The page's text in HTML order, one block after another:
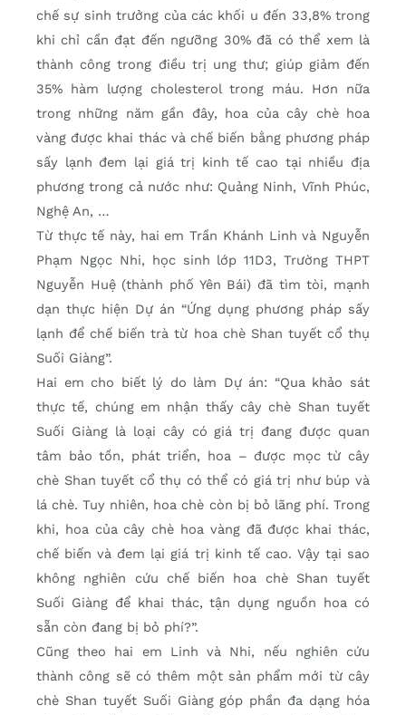
chế sự sinh trưởng của các khối u đến 33,8% trong
khi chỉ cần đạt đến ngưỡng 30% đã có thể xem là
thành công trong điều trị ung thư; giúp giảm đến
35% hàm lượng cholesterol trong máu. Hơn nữa
trong những năm gần đây, hoa của cây chè hoa
vàng được khai thác và chế biến bằng phương pháp
sấy lạnh đem lại giá trị kinh tế cao tại nhiều địa
phương trong cả nước như: Quảng Ninh, Vĩnh Phúc,
Nghệ An, …
Từ thực tế này, hai em Trần Khánh Linh và Nguyễn
Phạm Ngọc Nhi, học sinh lớp 11D3, Trường THPT
Nguyễn Huệ (thành phố Yên Bái) đã tìm tòi, mạnh
dạn thực hiện Dự án “Ứng dụng phương pháp sấy
lạnh để chế biến trà từ hoa chè Shan tuyết cổ thụ
Suối Giàng”.
Hai em cho biết lý do làm Dự án: “Qua khảo sát
thực tế, chúng em nhận thấy cây chè Shan tuyết
Suối Giàng là loại cây có giá trị đang được quan
tâm bảo tồn, phát triển, hoa – được mọc từ cây
chè Shan tuyết cổ thụ có thể có giá trị như búp và
lá chè. Tuy nhiên, hoa chè còn bị bỏ lãng phí. Trong
khi, hoa của cây chè hoa vàng đã được khai thác,
chế biến và đem lại giá trị kinh tế cao. Vậy tại sao
không nghiên cứu chế biến hoa chè Shan tuyết
Suối Giàng để khai thác, tận dụng nguồn hoa có
sẵn còn đang bị bỏ phí?”.
Cũng theo hai em Linh và Nhi, nếu nghiên cứu
thành công sẽ có thêm một sản phẩm mới từ cây
chè Shan tuyết Suối Giàng góp phần đa dạng hóa